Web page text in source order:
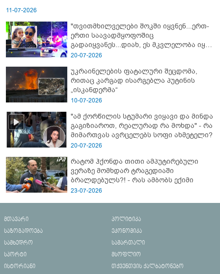
11-07-2026
"თვითმხილველები შოკში იყვნენ...ერთ-
ერთი საავადმყოფოშიც
გადაიყვანეს...დიახ, ეს მკვლელობა იყო"
- გორში დატრიალებული ტრაგედიის
20-07-2026
უკრაინელების ფატალური შეცდომა,
რითაც კარგად ისარგებლა პუტინის
„ისკანდერმა“
10-07-2026
"ამ ქორწილის სტუმარი ვიყავი და მინდა
გაგიზიაროთ, რეალურად რა მოხდა" - რა
მიმართვას ავრცელებს სოფი ახმეტელი?
20-07-2026
რატომ ჰქონდა თითი ამპუტირებული
ვერაზე მომხდარ ტრაგედიაში
ბრალდებულს?! - რას ამბობს ექიმი
23-07-2026
მთავარი
პოლიტიკა
საზოგადოება
ეკონომიკა
სამხედრო
სამართალი
სპორტი
მსოფლიო
ისტორიანი
თქვენთვის ქალბატონებო